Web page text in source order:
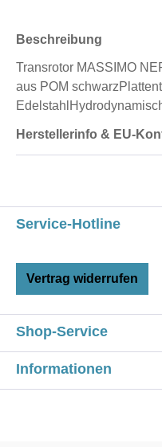
Beschreibung
Transrotor MASSIMO
aus POM
Herstellerinfo & EU-
Service-Hotline
Vertrag widerrufen
Shop-Service
Informationen